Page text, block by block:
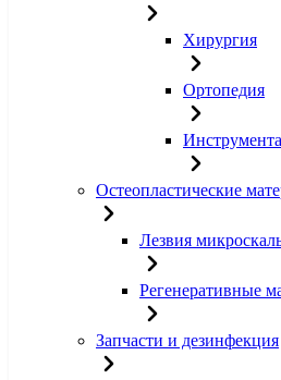
Хирургия
Ортопедия
Остеопластические
Лезвия
Регенеративные
Запчасти и дезинфекция